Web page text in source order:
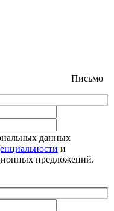
Письмо
данных
и
предложений.